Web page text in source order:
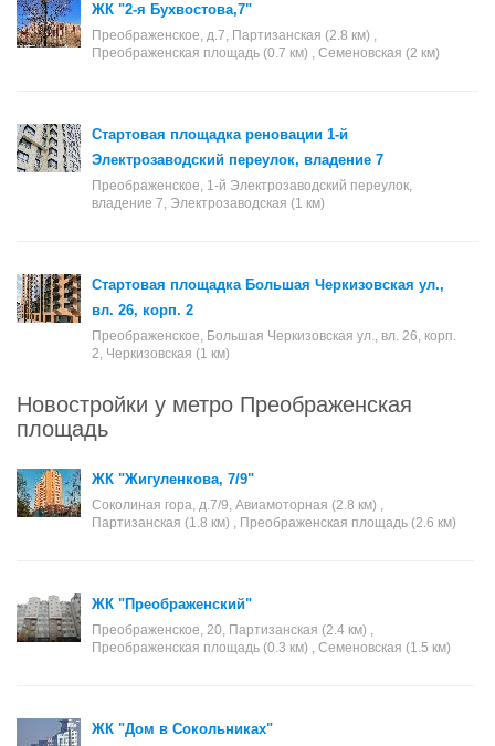
ЖК "2-я Бухвостова,7"
Преображенское, д.7, Партизанская (2.8 км) ,
Преображенская площадь (0.7 км) , Семеновская (2 км)
Стартовая площадка реновации 1-й
Электрозаводский переулок, владение 7
Преображенское, 1-й Электрозаводский переулок,
владение 7, Электрозаводская (1 км)
Стартовая площадка Большая Черкизовская ул.,
вл. 26, корп. 2
Преображенское, Большая Черкизовская ул., вл. 26, корп.
2, Черкизовская (1 км)
Новостройки у метро Преображенская
площадь
ЖК "Жигуленкова, 7/9"
Соколиная гора, д.7/9, Авиамоторная (2.8 км) ,
Партизанская (1.8 км) , Преображенская площадь (2.6 км)
ЖК "Преображенский"
Преображенское, 20, Партизанская (2.4 км) ,
Преображенская площадь (0.3 км) , Семеновская (1.5 км)
ЖК "Дом в Сокольниках"